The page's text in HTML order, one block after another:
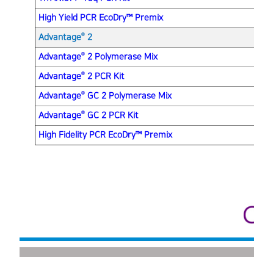
High Yield PCR EcoDry™ Premix
Advantage® 2
Advantage® 2 Polymerase Mix
Advantage® 2 PCR Kit
Advantage® GC 2 Polymerase Mix
Advantage® GC 2 PCR Kit
High Fidelity PCR EcoDry™ Premix